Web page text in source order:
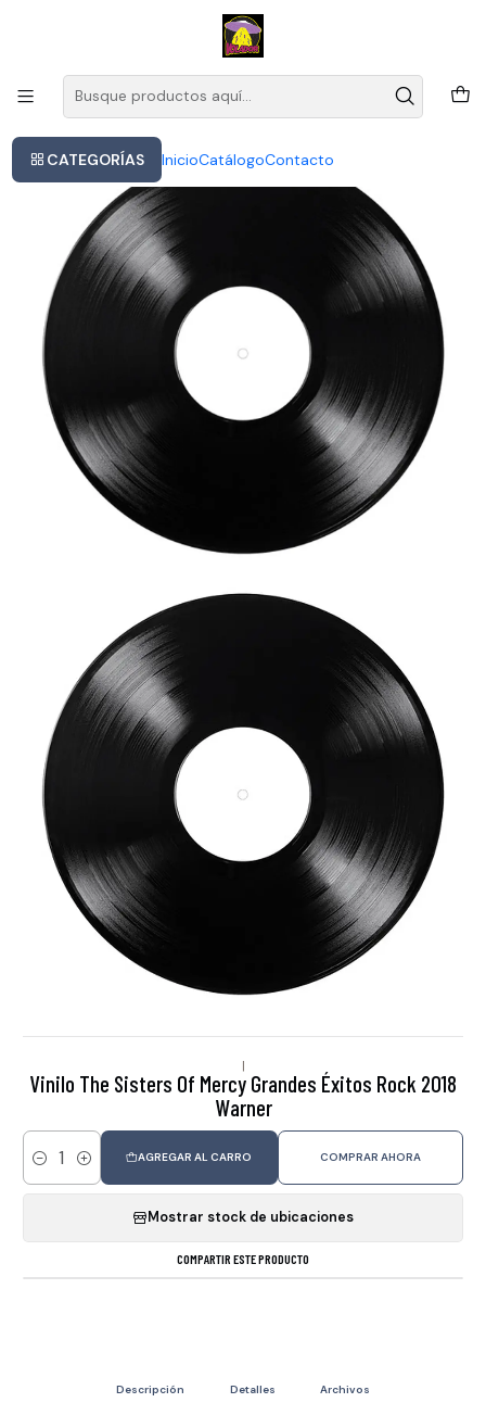
CATEGORÍAS InicioCatálogoContacto
Este es el texto del slide
|
Vinilo The Sisters Of Mercy Grandes Éxitos Rock 2018
Warner
Cantidad
AGREGAR AL CARRO COMPRAR AHORA
Mostrar stock de ubicaciones
COMPARTIR ESTE PRODUCTO
Descripción Detalles Archivos